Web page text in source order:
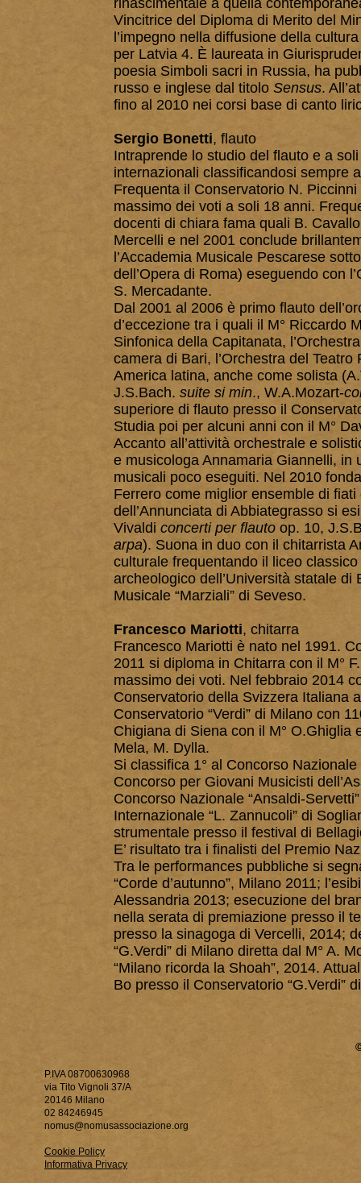
rinascimentale a quella
Vincitrice del Diploma di Merito del
l’impegno nella diffusione della
per Latvia 4. È laureata in
poesia Simboli sacri in Russia, ha
russo e inglese dal titolo Sensus.
fino al 2010 nei corsi base di canto
Sergio Bonetti, flauto
Intraprende lo studio del flauto e a
internazionali classificandosi sempre
Frequenta il Conservatorio N.
massimo dei voti a soli 18 anni.
docenti di chiara fama quali B.
Mercelli e nel 2001 conclude
l’Accademia Musicale Pescarese
dell’Opera di Roma) eseguendo con
S. Mercadante.
Dal 2001 al 2006 è primo flauto
d’eccezione tra i quali il M° Riccardo
Sinfonica della Capitanata,
camera di Bari, l’Orchestra del
America latina, anche come solista
J.S.Bach. suite si min., W.A.Mozart-
superiore di flauto presso il
Studia poi per alcuni anni con il M°
Accanto all’attività orchestrale e
e musicologa Annamaria Giannelli, in
musicali poco eseguiti. Nel 2010
Ferrero come miglior ensemble di fiati
dell’Annunciata di Abbiategrasso si
Vivaldi concerti per flauto op. 10,
arpa). Suona in duo con il chitarrista
culturale frequentando il liceo
archeologico dell’Università statale
Musicale “Marziali” di Seveso.
Francesco Mariotti, chitarra
Francesco Mariotti è nato nel 1991.
2011 si diploma in Chitarra con il M°
massimo dei voti. Nel febbraio 2014
Conservatorio della Svizzera Italiana
Conservatorio “Verdi” di Milano con
Chigiana di Siena con il M°
Mela, M. Dylla.
Si classifica 1° al Concorso
Concorso per Giovani Musicisti
Concorso Nazionale “Ansaldi-
Internazionale “L. Zannucoli” di
strumentale presso il festival di
E’ risultato tra i finalisti del Premio
Tra le performances pubbliche si
“Corde d’autunno”, Milano 2011;
Alessandria 2013; esecuzione del
nella serata di premiazione presso il
presso la sinagoga di Vercelli, 2014;
“G.Verdi” di Milano diretta dal M° A.
“Milano ricorda la Shoah”, 2014.
Bo presso il Conservatorio “G.Verdi”
P.IVA 08700630968
via Tito Vignoli 37/A
20146 Milano
02 84246945
nomus@nomusassociazione.org
Cookie Policy
Informativa Privacy